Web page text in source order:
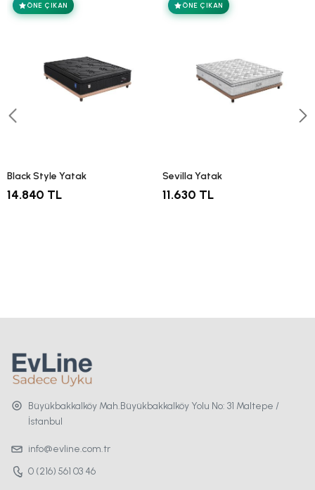
ÖNE ÇIKAN
Black Style Yatak
14.840 TL
ÖNE ÇIKAN
Sevilla Yatak
11.630 TL
Büyükbakkalköy Mah.Büyükbakkalköy Yolu No: 31 Maltepe /
İstanbul
info@evline.com.tr
0 (216) 561 03 46